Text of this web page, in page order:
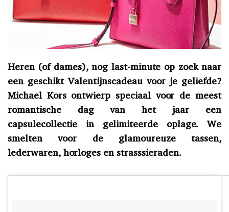
Heren (of dames), nog last-minute op zoek naar
een geschikt Valentijnscadeau voor je geliefde?
Michael Kors ontwierp speciaal voor de meest
romantische dag van het jaar een
capsulecollectie in gelimiteerde oplage. We
smelten voor de glamoureuze tassen,
lederwaren, horloges en strasssieraden.